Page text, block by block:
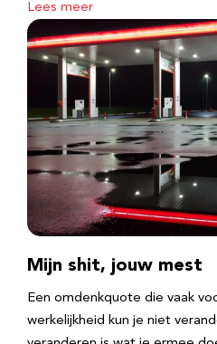
Lees meer
Mijn shit, jouw mest
Een omdenkquote die vaak
werkelijkheid kun je niet